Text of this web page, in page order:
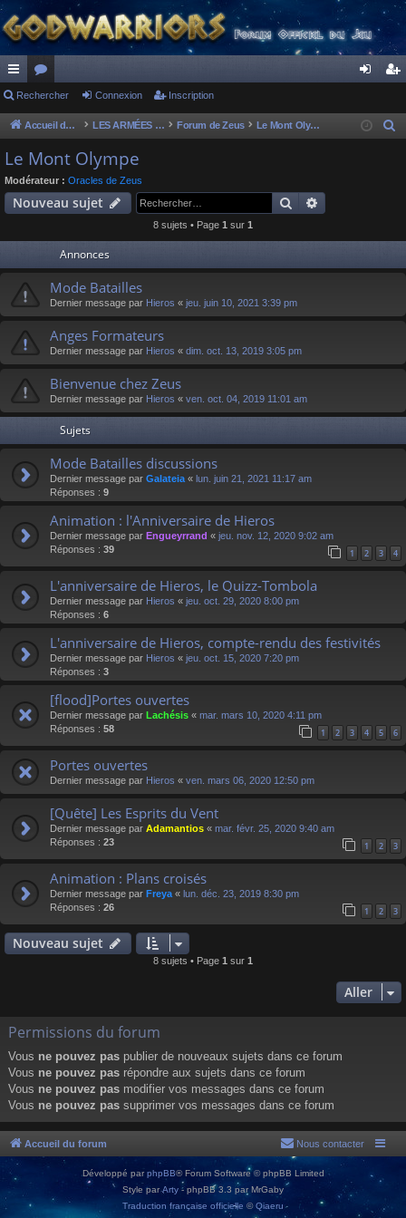
ac
co
ur
ci
or
u
m
s
ne cri
Rechercher Connexion Inscription
Accueil du forum LES ARMÉES DIVINES - FORUMS DE CLAN Forum de Zeus Le Mont Olympe
c
Le Mont Olympe
Modérateur : Oracles de Zeus
Nouveau sujet Rechercher
8 sujets • Page 1 sur 1
Annonces
Mode Batailles
Dernier message par Hieros « jeu. juin 10, 2021 3:39 pm
Anges Formateurs
Dernier message par Hieros « dim. oct. 13, 2019 3:05 pm
Bienvenue chez Zeus
Dernier message par Hieros « ven. oct. 04, 2019 11:01 am
Sujets
Mode Batailles discussions
Dernier message par Galateia « lun. juin 21, 2021 11:17 am
Réponses : 9
Animation : l'Anniversaire de Hieros
Dernier message par Engueyrrand « jeu. nov. 12, 2020 9:02 am
Réponses : 39 1 2 3 4
L'anniversaire de Hieros, le Quizz-Tombola
Dernier message par Hieros « jeu. oct. 29, 2020 8:00 pm
Réponses : 6
L'anniversaire de Hieros, compte-rendu des festivités
Dernier message par Hieros « jeu. oct. 15, 2020 7:20 pm
Réponses : 3
[flood]Portes ouvertes
Dernier message par Lachésis « mar. mars 10, 2020 4:11 pm
Réponses : 58 1 2 3 4 5 6
Portes ouvertes
Dernier message par Hieros « ven. mars 06, 2020 12:50 pm
[Quête] Les Esprits du Vent
Dernier message par Adamantios « mar. févr. 25, 2020 9:40 am
Réponses : 23 1 2 3
Animation : Plans croisés
Dernier message par Freya « lun. déc. 23, 2019 8:30 pm
Réponses : 26 1 2 3
Nouveau sujet
8 sujets • Page 1 sur 1
Aller
Permissions du forum
Vous ne pouvez pas publier de nouveaux sujets dans ce forum
Vous ne pouvez pas répondre aux sujets dans ce forum
Vous ne pouvez pas modifier vos messages dans ce forum
Vous ne pouvez pas supprimer vos messages dans ce forum
Accueil du forum Nous contacter
Développé par phpBB® Forum Software © phpBB Limited
Style parArty - phpBB 3.3 par MrGaby
Traduction française officielle ©Qiaeru